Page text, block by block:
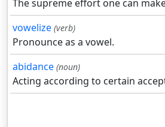
The supreme effort one can
vowelize (verb)
Pronounce as a vowel.
abidance (noun)
Acting according to certain